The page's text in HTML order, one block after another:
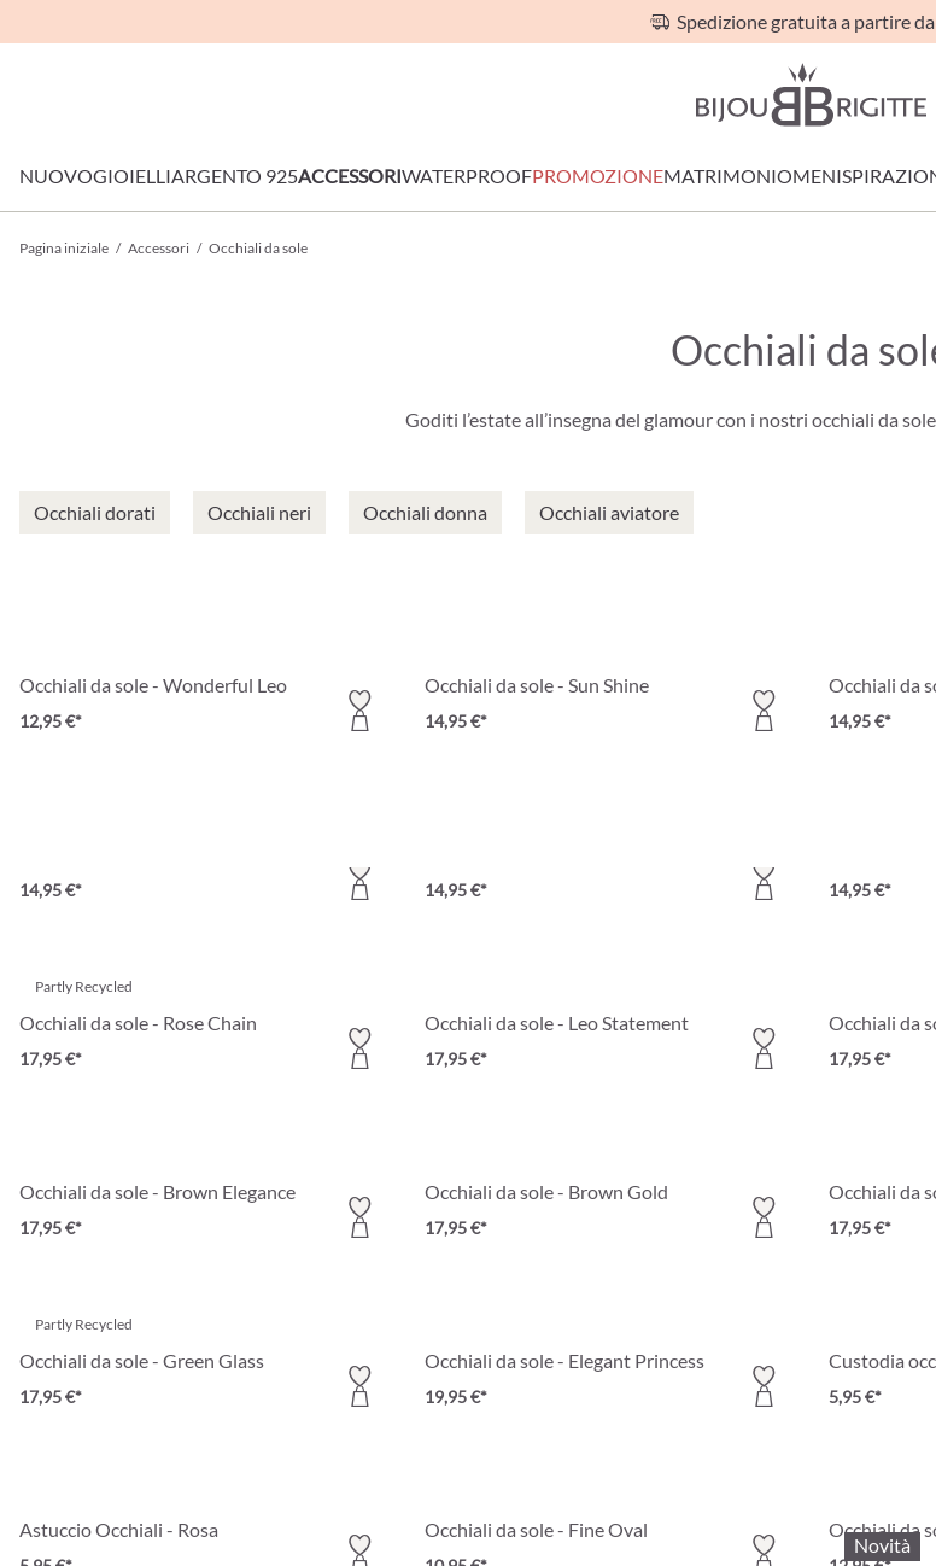
Spedizione gratuita a partire
NUOVOGIOIELLIARGENTO 925ACCESSORIWATERPROOFPROMOZIONEMATRIMONIOMEN
Pagina iniziale / Accessori / Occhiali da sole
Occhiali da
Goditi l’estate all’insegna del glamour con i nostri occhiali da
Occhiali dorati Occhiali neri Occhiali donna Occhiali aviatore
Occhiali da sole - Wonderful Leo
12,95 €*
Occhiali da sole - Sun Shine
14,95 €*
Occhiali da
14,95 €*
14,95 €* 14,95 €*
Occhiali da
14,95 €*
Partly Recycled
Occhiali da sole - Rose Chain
17,95 €*
Occhiali da sole - Leo Statement
17,95 €*
Occhiali da
17,95 €*
Occhiali da sole - Brown Elegance
17,95 €*
Occhiali da sole - Brown Gold
17,95 €*
Occhiali da
17,95 €*
Partly Recycled
Occhiali da sole - Green Glass
17,95 €*
Occhiali da sole - Elegant Princess
19,95 €*
Custodia
5,95 €*
Astuccio Occhiali - Rosa Occhiali da sole - Fine Oval
Novità
Occhiali da